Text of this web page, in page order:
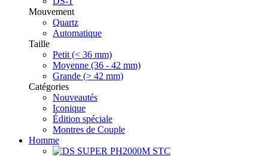
Mouvement
Quartz
Automatique
Taille
Petit (< 36 mm)
Moyenne (36 - 42 mm)
Grande (> 42 mm)
Catégories
Nouveautés
Iconique
Édition spéciale
Montres de Couple
Homme